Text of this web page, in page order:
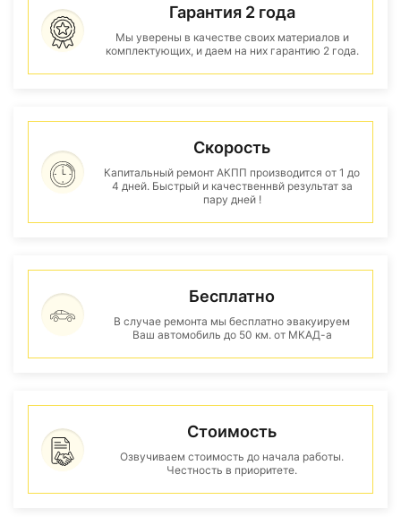
Гарантия 2 года
Мы уверены в качестве своих материалов и
комплектующих, и даем на них гарантию 2 года.
Скорость
Капитальный ремонт АКПП производится от 1 до
4 дней. Быстрый и качественнвй результат за
пару дней !
Бесплатно
В случае ремонта мы бесплатно эвакуируем
Ваш автомобиль до 50 км. от МКАД-а
Стоимость
Озвучиваем стоимость до начала работы.
Честность в приоритете.